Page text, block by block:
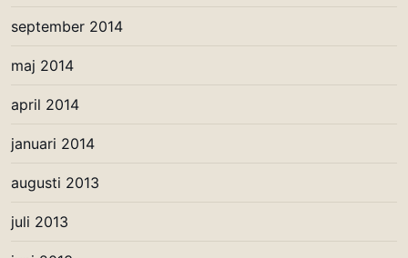
september 2014
maj 2014
april 2014
januari 2014
augusti 2013
juli 2013